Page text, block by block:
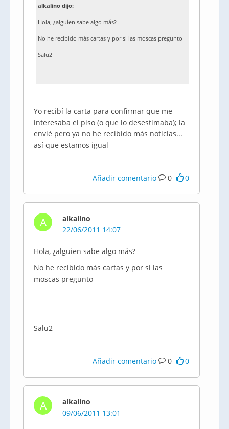
alkalino dijo:
Hola, ¿alguien sabe algo más?
No he recibido más cartas y por si las moscas pregunto
Salu2
Yo recibí la carta para confirmar que me
interesaba el piso (o que lo desestimaba); la
envié pero ya no he recibido más noticias...
así que estamos igual
Añadir comentario 0 0
A
alkalino
22/06/2011 14:07
Hola, ¿alguien sabe algo más?
No he recibido más cartas y por si las
moscas pregunto
Salu2
Añadir comentario 0 0
A
alkalino
09/06/2011 13:01